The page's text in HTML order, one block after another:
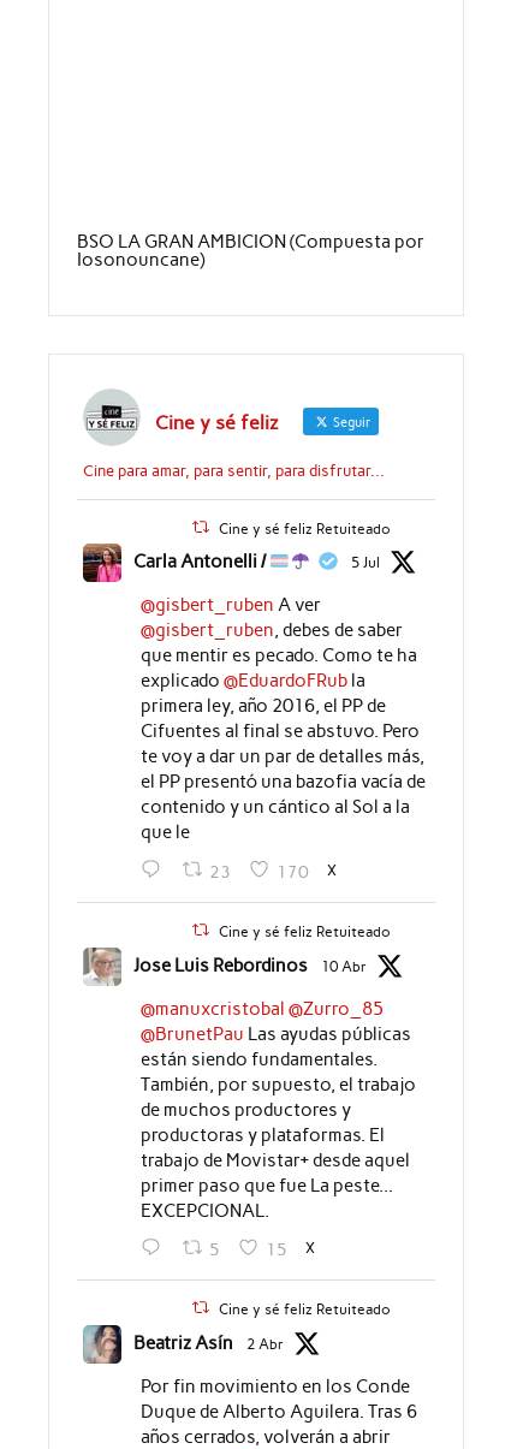
BSO LA GRAN AMBICION (Compuesta por
Iosonouncane)
Cine y sé feliz Seguir
Cine para amar, para sentir, para disfrutar...
Cine y sé feliz Retuiteado
Carla Antonelli / 5 Jul
@gisbert_ruben A ver
@gisbert_ruben, debes de saber
que mentir es pecado. Como te ha
explicado @EduardoFRubla
primera ley, año 2016, el PP de
Cifuentes al final se abstuvo. Pero
te voy a dar un par de detalles más,
el PP presentó una bazofia vacía de
contenido y un cántico al Sol a la
que le
23 170 X
Cine y sé feliz Retuiteado
Jose Luis Rebordinos 10 Abr
@manuxcristobal @Zurro_85
@BrunetPau Las ayudas públicas
están siendo fundamentales.
También, por supuesto, el trabajo
de muchos productores y
productoras y plataformas. El
trabajo de Movistar+ desde aquel
primer paso que fue La peste...
EXCEPCIONAL.
5 15 X
Cine y sé feliz Retuiteado
Beatriz Asín 2 Abr
Por fin movimiento en los Conde
Duque de Alberto Aguilera. Tras 6
años cerrados, volverán a abrir